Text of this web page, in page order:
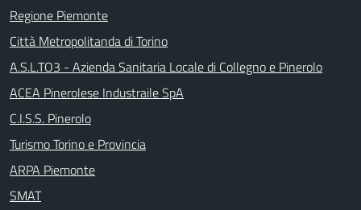
Regione Piemonte
Città Metropolitanda di Torino
A.S.L.TO3 - Azienda Sanitaria Locale di Collegno e Pinerolo
ACEA Pinerolese Industraile SpA
C.I.S.S. Pinerolo
Turismo Torino e Provincia
ARPA Piemonte
SMAT